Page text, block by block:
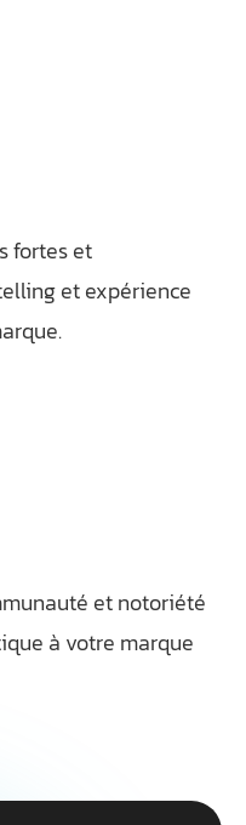
fortes et
et expérience
et notoriété
à votre marque